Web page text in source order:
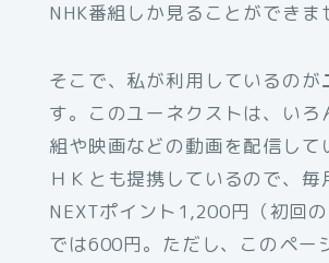
NHK番組しか見ることができま
そこで、私が利用しているのが
す。このユーネクストは、いろ
組や映画などの動画を配信して
ＨＫとも提携しているので、
NEXTポイント1,200円（初回
では600円。ただし、このペー